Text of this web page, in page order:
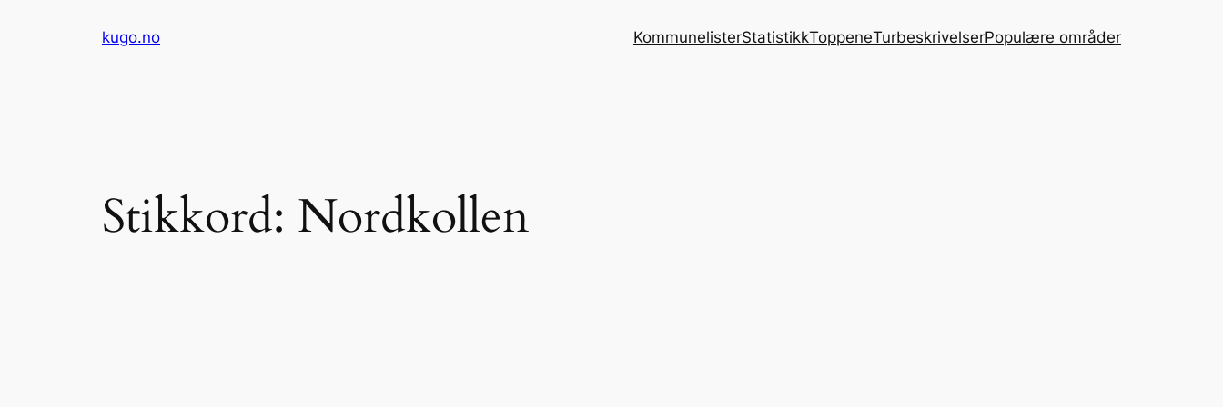
kugo.no KommunelisterStatistikkToppeneTurbeskrivelserPopulære områder
Stikkord: Nordkollen